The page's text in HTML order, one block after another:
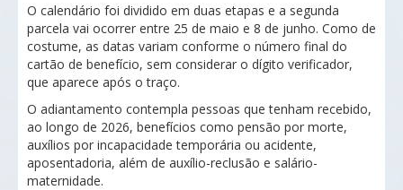
O calendário foi dividido em duas etapas e a segunda
parcela vai ocorrer entre 25 de maio e 8 de junho. Como de
costume, as datas variam conforme o número final do
cartão de benefício, sem considerar o dígito verificador,
que aparece após o traço.
O adiantamento contempla pessoas que tenham recebido,
ao longo de 2026, benefícios como pensão por morte,
auxílios por incapacidade temporária ou acidente,
aposentadoria, além de auxílio-reclusão e salário-
maternidade.